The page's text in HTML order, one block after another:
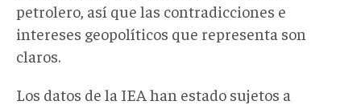
petrolero, así que las contradicciones e
intereses geopolíticos que representa son
claros.
Los datos de la IEA han estado sujetos a